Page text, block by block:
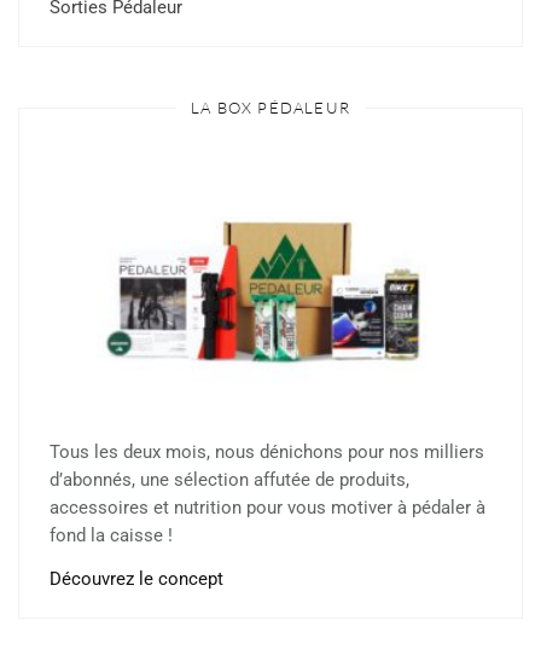
Sorties Pédaleur
LA BOX PÉDALEUR
Tous les deux mois, nous dénichons pour nos milliers
d’abonnés, une sélection affutée de produits,
accessoires et nutrition pour vous motiver à pédaler à
fond la caisse !
Découvrez le concept